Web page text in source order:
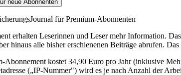
für Premium-Abonnenten
erhalten Leserinnen und Leser mehr Information.
hinaus alle bisher erschienenen Beiträge abrufen.
Abonnement kostet 34,90 Euro pro Jahr (inklusive
(„IP-Nummer") wird es je nach Anzahl der